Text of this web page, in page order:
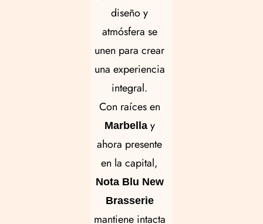
diseño y
atmósfera se
unen para crear
una experiencia
integral.
Con raíces en
Marbella
y
ahora presente
en la capital,
Nota Blu New
Brasserie
mantiene intacta